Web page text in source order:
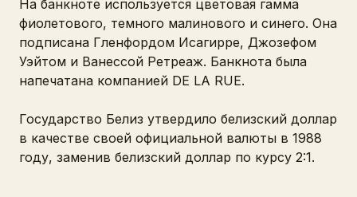
На банкноте используется цветовая гамма
фиолетового, темного малинового и синего. Она
подписана Гленфордом Исагирре, Джозефом
Уэйтом и Ванессой Ретреаж. Банкнота была
напечатана компанией DE LA RUE.
Государство Белиз утвердило белизский доллар
в качестве своей официальной валюты в 1988
году, заменив белизский доллар по курсу 2:1.